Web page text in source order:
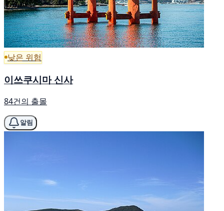
낮은 위험
이쓰쿠시마 신사
84건의 출몰
알림